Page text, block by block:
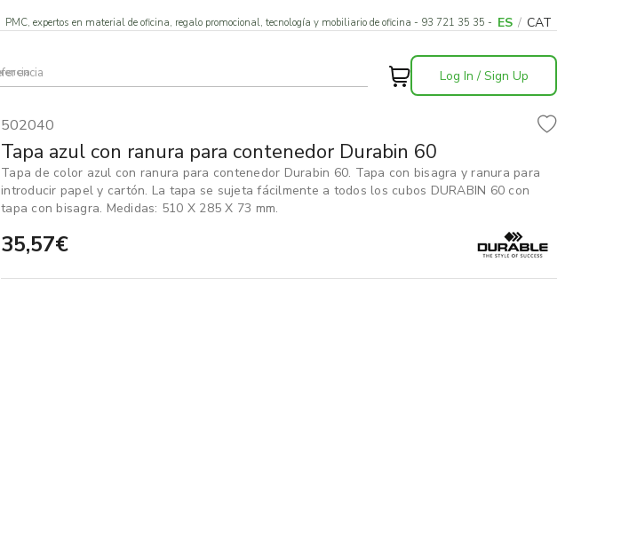
PMC, expertos en material de oficina, regalo promocional, tecnología y mobiliario de oficina - 93 721 35 35 - ES / CAT
Log In / Sign Up
502040
Tapa azul con ranura para contenedor Durabin 60
Tapa de color azul con ranura para contenedor Durabin 60. Tapa con bisagra y ranura para
introducir papel y cartón. La tapa se sujeta fácilmente a todos los cubos DURABIN 60 con
tapa con bisagra. Medidas: 510 X 285 X 73 mm.
35,57€